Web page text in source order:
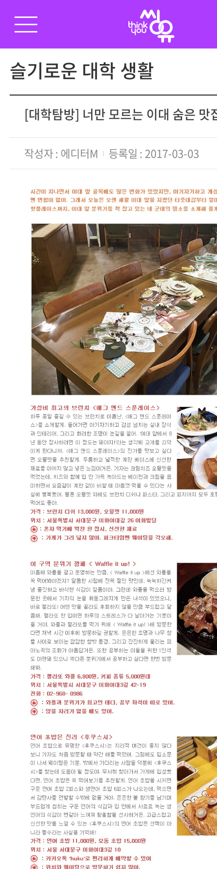
슬기로운 대학 생활
[대학탐방] 너만 모르는 이대 숨은 맛
작성자 에디터M 등록일 2017-03-03